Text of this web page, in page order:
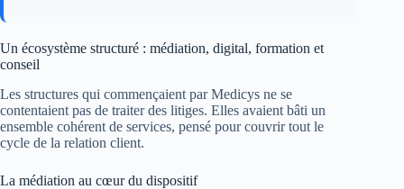
Un écosystème structuré : médiation, digital, formation et
conseil
Les structures qui commençaient par Medicys ne se
contentaient pas de traiter des litiges. Elles avaient bâti un
ensemble cohérent de services, pensé pour couvrir tout le
cycle de la relation client.
La médiation au cœur du dispositif